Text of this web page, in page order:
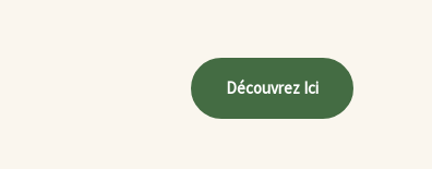
Découvrez Ici